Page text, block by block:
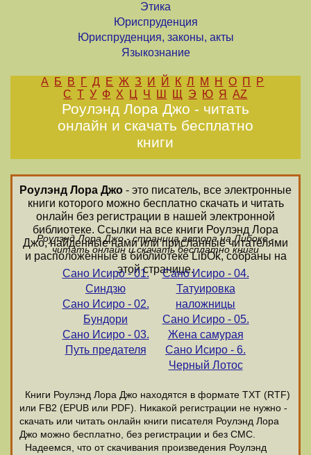
Этика
Юриспруденция
Юриспруденция, законы, акты
Языкознание
А Б В Г Д Е Ж З И Й К Л М Н О П
Р
С Т У Ф Х Ц Ч Ш Щ Э Ю Я AZ
Роулэнд Лора Джо - читать
онлайн и скачать бесплатно
книги
Роулэнд Лора Джо - это писатель, все электронные
книги которого можно бесплатно скачать и читать
онлайн без регистрации в нашей электронной
библиотеке. Ссылки на все книги Роулэнд Лора
Джо, найденные нами или присланные читателями
и расположенные в библиотеке LibOk, собраны на
этой странице.
Роулэнд Лора Джо - страница автора на Либоке -
читать онлайн и скачать бесплатно книги
Сано Исиро - 01.
Синдзю
Сано Исиро - 02.
Бундори
Сано Исиро - 03.
Путь предателя
Сано Исиро - 04.
Татуировка
наложницы
Сано Исиро - 05.
Жена самурая
Сано Исиро - 6.
Черный Лотос
Книги Роулэнд Лора Джо находятся в формате ТХТ (RTF)
или FB2 (EPUB или PDF). Никакой регистрации не нужно -
скачать или читать онлайн книги писателя Роулэнд Лора
Джо можно бесплатно, без регистрации и без СМС.
Надеемся, что от скачивания произведения Роулэнд